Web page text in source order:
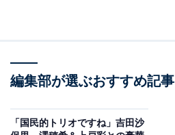
編集部が選ぶおすすめ記事
「国民的トリオですね」吉田沙